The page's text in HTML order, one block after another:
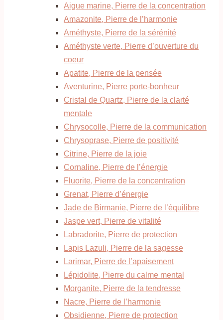
Aigue marine, Pierre de la concentration
Amazonite, Pierre de l’harmonie
Améthyste, Pierre de la sérénité
Améthyste verte, Pierre d’ouverture du
coeur
Apatite, Pierre de la pensée
Aventurine, Pierre porte-bonheur
Cristal de Quartz, Pierre de la clarté
mentale
Chrysocolle, Pierre de la communication
Chrysoprase, Pierre de positivité
Citrine, Pierre de la joie
Cornaline, Pierre de l’énergie
Fluorite, Pierre de la concentration
Grenat, Pierre d’énergie
Jade de Birmanie, Pierre de l’équilibre
Jaspe vert, Pierre de vitalité
Labradorite, Pierre de protection
Lapis Lazuli, Pierre de la sagesse
Larimar, Pierre de l’apaisement
Lépidolite, Pierre du calme mental
Morganite, Pierre de la tendresse
Nacre, Pierre de l’harmonie
Obsidienne, Pierre de protection